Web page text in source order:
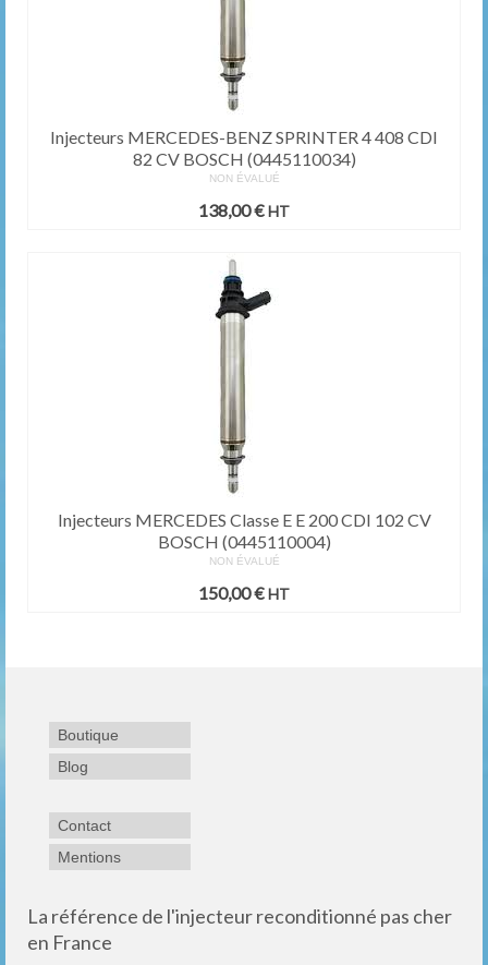
Injecteurs MERCEDES-BENZ SPRINTER 4 408 CDI
82 CV BOSCH (0445110034)
NON ÉVALUÉ
138,00€ HT
Injecteurs MERCEDES Classe E E 200 CDI 102 CV
BOSCH (0445110004)
NON ÉVALUÉ
150,00€ HT
Boutique
Blog
Contact
Mentions
La référence de l'injecteur reconditionné pas cher
en France